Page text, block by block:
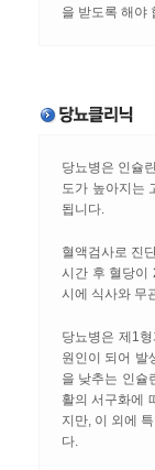
을 받도록 해야
당뇨병은 인슐
도가 높아지는
됩니다.
혈액검사로 진
시간 후 혈당이
시에 식사와 무
당뇨병은 제1
원인이 되어 발
을 낮추는 인슐
활의 서구화에
지만, 이 외에
다.